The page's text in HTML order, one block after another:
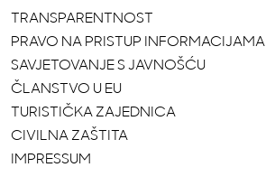
TRANSPARENTNOST
PRAVO NA PRISTUP INFORMACIJAMA
SAVJETOVANJE S JAVNOŠĆU
ČLANSTVO U EU
TURISTIČKA ZAJEDNICA
CIVILNA ZAŠTITA
IMPRESSUM